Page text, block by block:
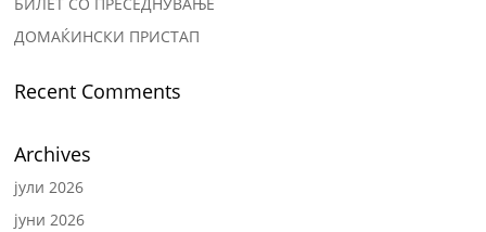
ДОМАЌИНСКИ ПРИСТАП
Recent Comments
Archives
јули 2026
јуни 2026